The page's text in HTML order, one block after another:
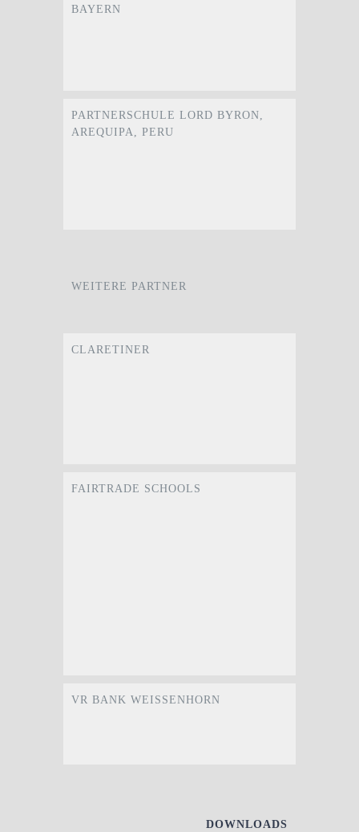
BAYERN
PARTNERSCHULE LORD BYRON,
AREQUIPA, PERU
WEITERE PARTNER
CLARETINER
FAIRTRADE SCHOOLS
VR BANK WEISSENHORN
DOWNLOADS